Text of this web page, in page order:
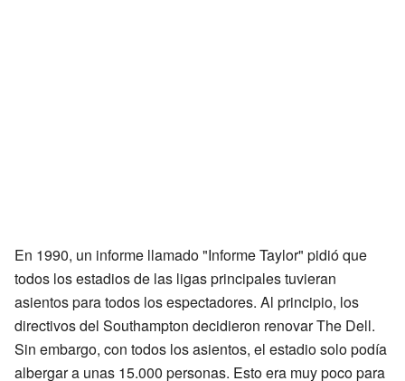
En 1990, un informe llamado "Informe Taylor" pidió que
todos los estadios de las ligas principales tuvieran
asientos para todos los espectadores. Al principio, los
directivos del Southampton decidieron renovar The Dell.
Sin embargo, con todos los asientos, el estadio solo podía
albergar a unas 15.000 personas. Esto era muy poco para